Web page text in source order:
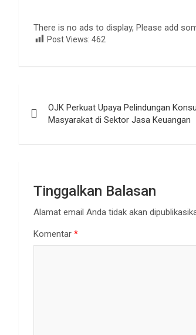
There is no ads to display, Please add
Post Views: 462
pos
OJK Perkuat Upaya Pelindungan
Masyarakat di Sektor Jasa Keuangan
Tinggalkan Balasan
Alamat email Anda tidak akan
Komentar *